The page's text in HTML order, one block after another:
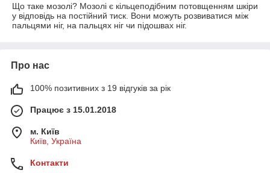
Що таке мозолі? Мозолі є кільцеподібним потовщенням шкіри
у відповідь на постійний тиск. Вони можуть розвиватися між
пальцями ніг, на пальцях ніг чи підошвах ніг.
Про нас
100% позитивних з 19 відгуків за рік
Працює з 15.01.2018
м. Київ
Київ, Україна
Контакти